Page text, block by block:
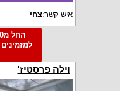
איש קשר:צחי
וילה פרסטיז'